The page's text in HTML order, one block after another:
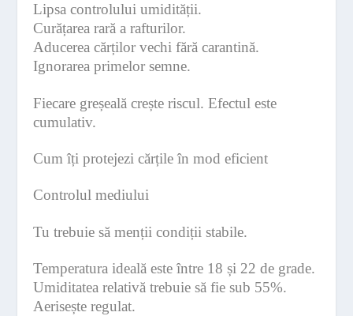
Lipsa controlului umidității.
Curățarea rară a rafturilor.
Aducerea cărților vechi fără carantină.
Ignorarea primelor semne.
Fiecare greșeală crește riscul. Efectul este
cumulativ.
Cum îți protejezi cărțile în mod eficient
Controlul mediului
Tu trebuie să menții condiții stabile.
Temperatura ideală este între 18 și 22 de grade.
Umiditatea relativă trebuie să fie sub 55%.
Aerisește regulat.